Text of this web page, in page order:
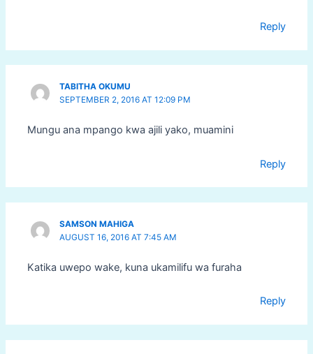
Reply
TABITHA OKUMU
SEPTEMBER 2, 2016 AT 12:09 PM
Mungu ana mpango kwa ajili yako, muamini
Reply
SAMSON MAHIGA
AUGUST 16, 2016 AT 7:45 AM
Katika uwepo wake, kuna ukamilifu wa furaha
Reply